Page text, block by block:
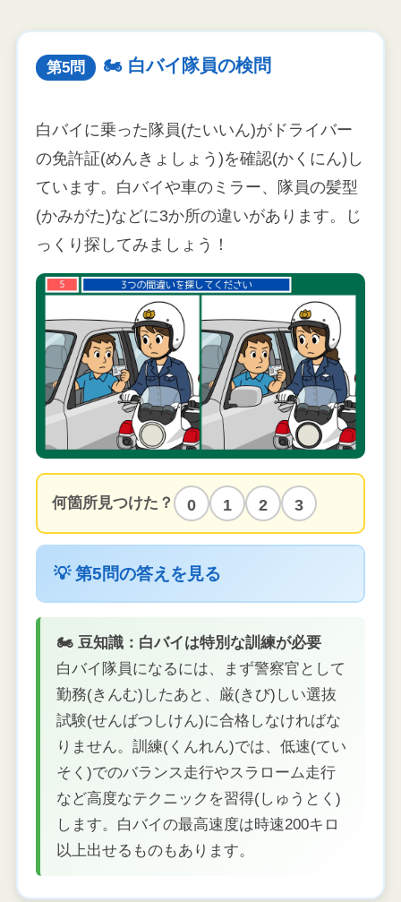
第5問 🏍 白バイ隊員の検問
白バイに乗った隊員(たいいん)がドライバー
の免許証(めんきょしょう)を確認(かくにん)し
ています。白バイや車のミラー、隊員の髪型
(かみがた)などに3か所の違いがあります。じ
っくり探してみましょう！
何箇所見つけた？ 0 1 2 3
💡 第5問の答えを見る
🏍 豆知識：白バイは特別な訓練が必要
白バイ隊員になるには、まず警察官として
勤務(きんむ)したあと、厳(きび)しい選抜
試験(せんばつしけん)に合格しなければな
りません。訓練(くんれん)では、低速(てい
そく)でのバランス走行やスラローム走行
など高度なテクニックを習得(しゅうとく)
します。白バイの最高速度は時速200キロ
以上出せるものもあります。